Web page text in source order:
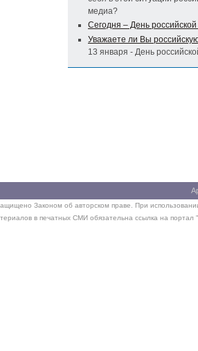
медиа?
Сегодня – День
Уважаете ли Вы
13 января - День
Законом об авторском праве. При
в печатных СМИ обязательна ссылка на